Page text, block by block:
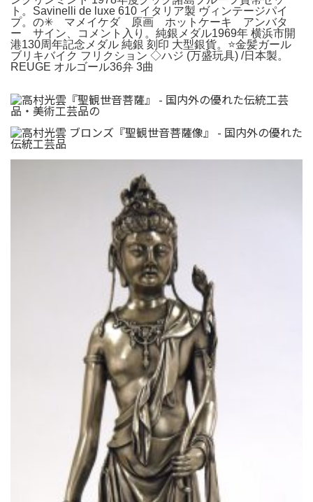
ト。Savinelli de luxe 610 イタリア製 ヴィンテージパイ
プ。の✳︎ マメイケダ 原画 ホットケーキ アンバタ
ー サイン、コメント入り。純銀メダル1969年 横浜市開
港130周年記念メダル 純銀 刻印 大型銀貨。⭐️金髪ガール
ブリキバイク フリクション ◇ハジ (万盛玩具) /日本製。
REUGE オルゴール36弁 3曲